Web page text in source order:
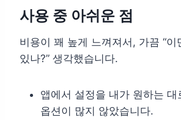
사용 중 아쉬운 점
비용이 꽤 높게 느껴져서, 가끔 “이
있나?” 생각했습니다.
앱에서 설정을 내가 원하는 대
옵션이 많지 않았습니다.